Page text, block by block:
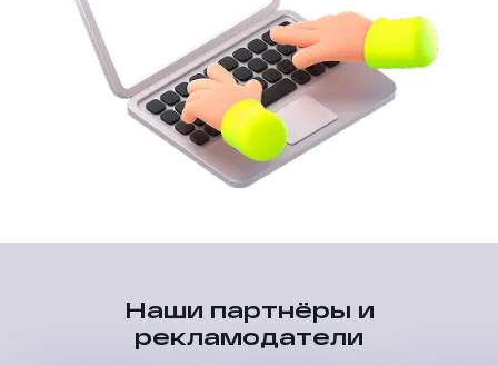
Наши партнёры и
рекламодатели